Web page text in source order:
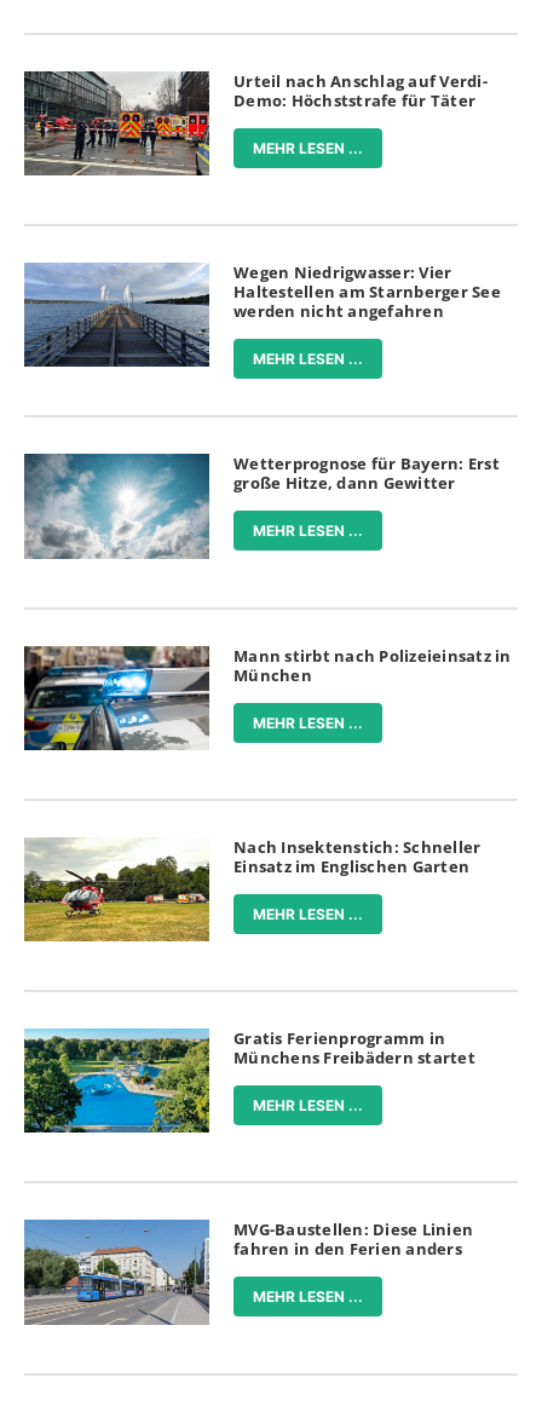
Urteil nach Anschlag auf Verdi-
Demo: Höchststrafe für Täter
MEHR LESEN ...
Wegen Niedrigwasser: Vier
Haltestellen am Starnberger See
werden nicht angefahren
MEHR LESEN ...
Wetterprognose für Bayern: Erst
große Hitze, dann Gewitter
MEHR LESEN ...
Mann stirbt nach Polizeieinsatz in
München
MEHR LESEN ...
Nach Insektenstich: Schneller
Einsatz im Englischen Garten
MEHR LESEN ...
Gratis Ferienprogramm in
Münchens Freibädern startet
MEHR LESEN ...
MVG-Baustellen: Diese Linien
fahren in den Ferien anders
MEHR LESEN ...